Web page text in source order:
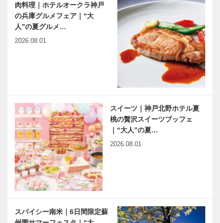
肉料理｜ホテルオークラ神戸
の兵庫グルメフェア｜“大
人”の夏グルメ…
2026.08.01
スイーツ｜神戸北野ホテル夏
桃の贅沢スイーツブッフェ
｜“大人”の夏…
2026.08.01
スパイシー南米｜6日間限定蘇